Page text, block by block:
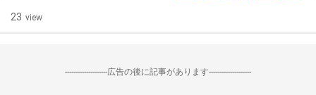
23 view
--------------------広告の後に記事があります--------------------